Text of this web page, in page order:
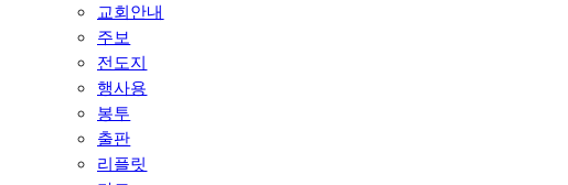
교회안내
주보
전도지
행사용
봉투
출판
리플릿